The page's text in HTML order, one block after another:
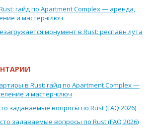
гайд по Apartment Complex — аренда,
и мастер-ключ
монумент в Rust: респавн лута
в Rust: гайд по Apartment Complex —
и мастер-ключ
задаваемые вопросы по Rust (FAQ 2026)
задаваемые вопросы по Rust (FAQ 2026)